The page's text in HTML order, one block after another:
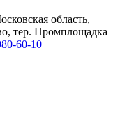
область,
тер. Промплощадка
60-10